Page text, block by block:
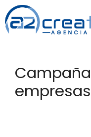
Saltar
al
contenido